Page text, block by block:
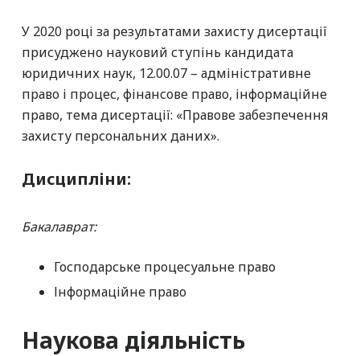
У 2020 році за результатами захисту дисертації
присуджено науковий ступінь кандидата
юридичних наук, 12.00.07 – адміністративне
право і процес, фінансове право, інформаційне
право, тема дисертації: «Правове забезпечення
захисту персональних даних».
Дисципліни:
Бакалаврат:
Господарське процесуальне право
Інформаційне право
Наукова діяльність